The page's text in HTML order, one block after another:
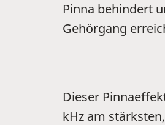
Pinna behindert
Gehörgang
Dieser
kHz am